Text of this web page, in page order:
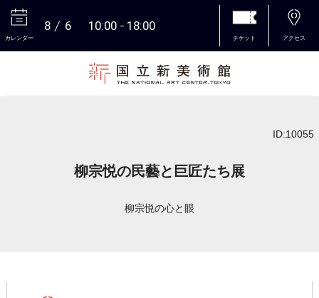
カレンダー
8 6 10:00 18:00
チケット アクセス
ID:10055
柳宗悦の民藝と巨匠たち展
柳宗悦の心と眼